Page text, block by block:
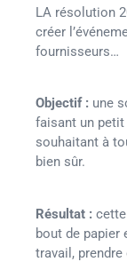
LA résolution
créer
fournisseurs…
Objectif : une
faisant un petit
souhaitant à
bien sûr.
Résultat : cette
bout de papier
travail,